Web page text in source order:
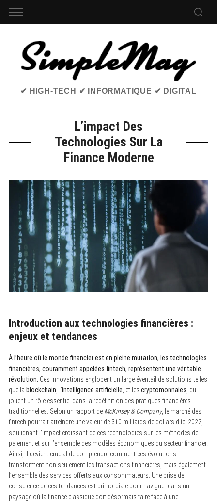
✔ HIGH-TECH ✔ INFORMATIQUE ✔ DIGITAL
L’impact Des
Technologies Sur La
Finance Moderne
Introduction aux technologies financières :
enjeux et tendances
À l’heure où le monde financier est en pleine mutation, les technologies
financières, couramment appelées fintech, représentent une véritable
révolution. Ces innovations englobent un large éventail de solutions telles
que la blockchain , l’intelligence artificielle , et les cryptomonnaies , qui
jouent un rôle essentiel dans la redéfinition des pratiques financières
traditionnelles. Selon un rapport de McKinsey & Company, le marché des
fintech pourrait atteindre une valeur de 310 milliards de dollars d’ici 2022,
soulignant l’impact croissant de ces technologies sur les méthodes de
paiement et sur l’ensemble des modèles économiques du secteur financier.
Ainsi, il devient crucial de comprendre comment ces évolutions
transforment non seulement les transactions financières, mais également
l’ensemble des services offerts aux consommateurs. Une prise de
conscience de ces tendances est primordiale pour naviguer dans un
paysage où la finance classique doit désormais faire face à une